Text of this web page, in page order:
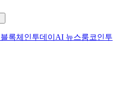
블록체인투데이 AI 뉴스룸코인투